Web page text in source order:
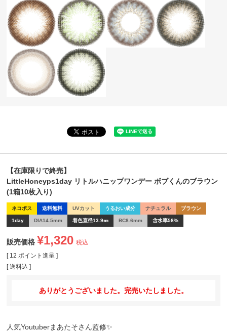
【在庫限りで終売】
LittleHoneyps1day リトルハニップワンデー ボブくんのブラウン
(1箱10枚入り)
ネコポス 送料無料 UVカット うるおい成分 ナチュラル ブラウン
1day DIA14.5mm 着色直径13.9㎜ BC8.6mm 含水率58%
販売価格 ¥1,320 税込
[ 12 ポイント進呈 ]
送料込
ありがとうございました。完売いたしました。
人気Youtuberまあたそさん監修✨